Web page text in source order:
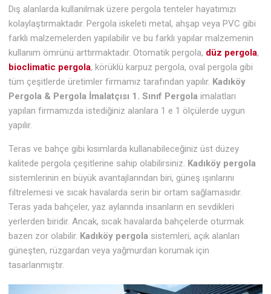
Dış alanlarda kullanılmak üzere pergola tenteler hayatımızı
kolaylaştırmaktadır. Pergola iskeleti metal, ahşap veya PVC gibi
farklı malzemelerden yapılabilir ve bu farklı yapılar malzemenin
kullanım ömrünü arttırmaktadır. Otomatik pergola, düz pergola,
bioclimatic pergola, körüklü karpuz pergola, oval pergola gibi
tüm çeşitlerde üretimler firmamız tarafından yapılır. Kadıköy
Pergola & Pergola İmalatçısı 1. Sınıf Pergola imalatları
yapılan firmamızda istediğiniz alanlara 1 e 1 ölçülerde uygun
yapılır.
Teras ve bahçe gibi kısımlarda kullanabileceğiniz üst düzey
kalitede pergola çeşitlerine sahip olabilirsiniz. Kadıköy pergola
sistemlerinin en büyük avantajlarından biri, güneş ışınlarını
filtrelemesi ve sıcak havalarda serin bir ortam sağlamasıdır.
Teras yada bahçeler, yaz aylarında insanların en sevdikleri
yerlerden biridir. Ancak, sıcak havalarda bahçelerde oturmak
bazen zor olabilir. Kadıköy pergola sistemleri, açık alanları
güneşten, rüzgardan veya yağmurdan korumak için
tasarlanmıştır.